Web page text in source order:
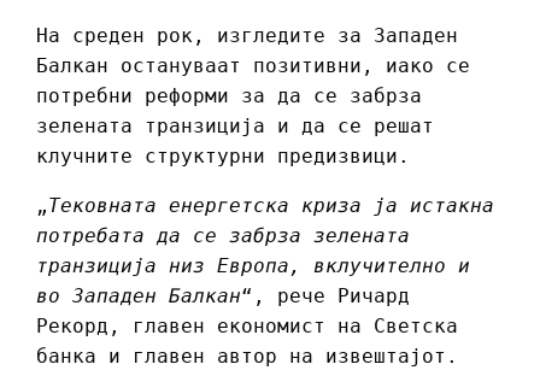
На среден рок, изгледите за Западен
Балкан остануваат позитивни, иако се
потребни реформи за да се забрза
зелената транзиција и да се решат
клучните структурни предизвици.
„Тековната енергетска криза ја истакна
потребата да се забрза зелената
транзиција низ Европа, вклучително и
во Западен Балкан“, рече Ричард
Рекорд, главен економист на Светска
банка и главен автор на извештајот.